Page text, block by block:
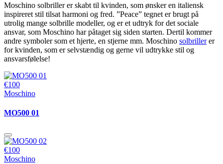
Moschino solbriller er skabt til kvinden, som ønsker en italiensk
inspireret stil tilsat harmoni og fred. ”Peace” tegnet er brugt på
utrolig mange solbrille modeller, og er et udtryk for det sociale
ansvar, som Moschino har påtaget sig siden starten. Dertil kommer
andre symboler som et hjerte, en stjerne mm. Moschino solbrillerer
for kvinden, som er selvstændig og gerne vil udtrykke stil og
ansvarsfølelse!
€100
Moschino
MO500 01
€100
Moschino